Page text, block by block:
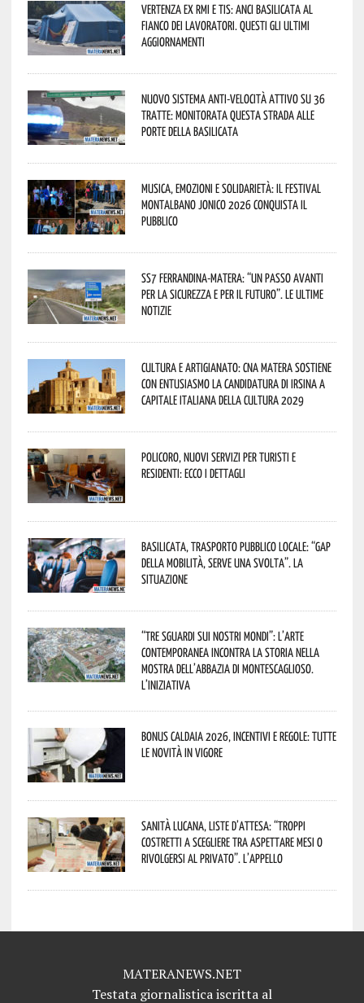
Vertenza ex RMI e TIS: ANCI Basilicata al
fianco dei lavoratori. Questi gli ultimi
aggiornamenti
Nuovo sistema anti-velocità attivo su 36
tratte: monitorata questa strada alle
porte della Basilicata
Musica, emozioni e solidarietà: il Festival
Montalbano Jonico 2026 conquista il
pubblico
SS7 Ferrandina-Matera: “Un passo avanti
per la sicurezza e per il futuro”. Le ultime
notizie
Cultura e Artigianato: CNA Matera sostiene
con entusiasmo la candidatura di Irsina a
Capitale Italiana della Cultura 2029
Policoro, nuovi servizi per turisti e
residenti: ecco i dettagli
Basilicata, trasporto pubblico locale: “Gap
della mobilità, serve una svolta”. La
situazione
“Tre Sguardi sui Nostri Mondi”: l’arte
contemporanea incontra la storia nella
mostra dell’Abbazia di Montescaglioso.
L’iniziativa
Bonus caldaia 2026, incentivi e regole: tutte
le novità in vigore
Sanità lucana, liste d’attesa: “Troppi
costretti a scegliere tra aspettare mesi o
rivolgersi al privato”. L’appello
MATERANEWS.NET
Testata giornalistica iscritta al